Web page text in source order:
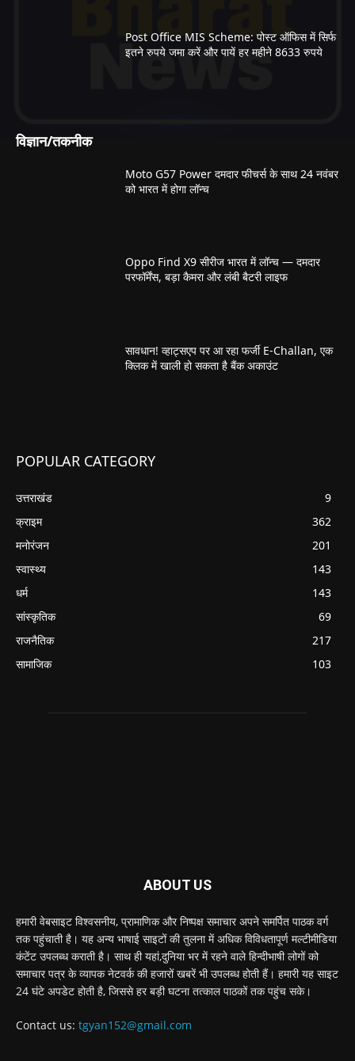
Post Office MIS Scheme: पोस्ट ऑफिस में सिर्फ
इतने रुपये जमा करें और पायें हर महीने 8633 रुपये
विज्ञान/तकनीक
Moto G57 Power दमदार फीचर्स के साथ 24 नवंबर
को भारत में होगा लॉन्च
Oppo Find X9 सीरीज भारत में लॉन्च — दमदार
परफॉर्मेंस, बड़ा कैमरा और लंबी बैटरी लाइफ
सावधान! व्हाट्सएप पर आ रहा फर्जी E-Challan, एक
क्लिक में खाली हो सकता है बैंक अकाउंट
POPULAR CATEGORY
उत्तराखंड
9
क्राइम
362
मनोरंजन
201
स्वास्थ्य
143
धर्म
143
सांस्कृतिक
69
राजनैतिक
217
सामाजिक
103
ABOUT US
हमारी वेबसाइट विश्वसनीय, प्रामाणिक और निष्पक्ष समाचार अपने समर्पित पाठक वर्ग
तक पहुंचाती है। यह अन्य भाषाई साइटों की तुलना में अधिक विविधतापूर्ण मल्टीमीडिया
कंटेंट उपलब्ध कराती है। साथ ही यहां,दुनिया भर में रहने वाले हिन्दीभाषी लोगों को
समाचार पत्र के व्यापक नेटवर्क की हजारों खबरें भी उपलब्ध होती हैं। हमारी यह साइट
24 घंटे अपडेट होती है, जिससे हर बड़ी घटना तत्काल पाठकों तक पहुंच सके।
Contact us: tgyan152@gmail.com